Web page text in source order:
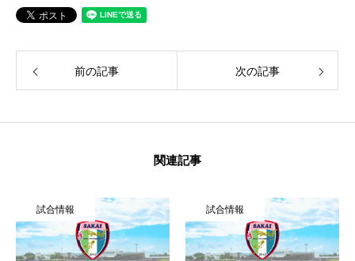
前の記事 次の記事
関連記事
試合情報 試合情報